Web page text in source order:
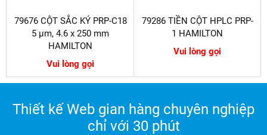
79676 CỘT SẮC KÝ PRP-C18
5 µm, 4.6 x 250 mm
HAMILTON
Vui lòng gọi
79286 TIỀN CỘT HPLC PRP-
1 HAMILTON
Vui lòng gọi
Thiết kế Web gian hàng chuyên nghiệp
chỉ với 30 phút